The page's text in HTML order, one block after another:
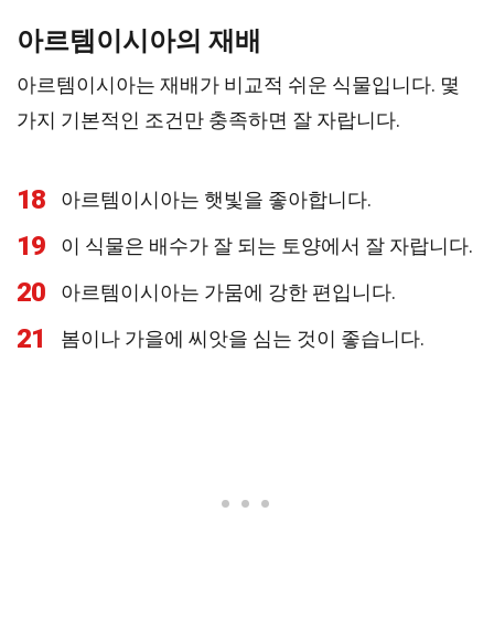
아르템이시아의 재배
아르템이시아는 재배가 비교적 쉬운 식물입니다. 몇
가지 기본적인 조건만 충족하면 잘 자랍니다.
18 아르템이시아는 햇빛을 좋아합니다.
19 이 식물은 배수가 잘 되는 토양에서 잘 자랍니다.
20 아르템이시아는 가뭄에 강한 편입니다.
21 봄이나 가을에 씨앗을 심는 것이 좋습니다.